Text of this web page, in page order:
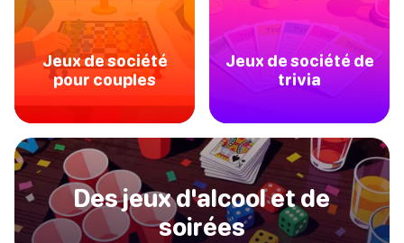
Jeux de société
pour couples
Jeux de société de
trivia
Des jeux d'alcool et de
soirées